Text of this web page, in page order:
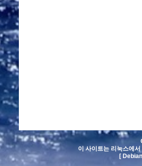
이 사이트는 리눅스에
[